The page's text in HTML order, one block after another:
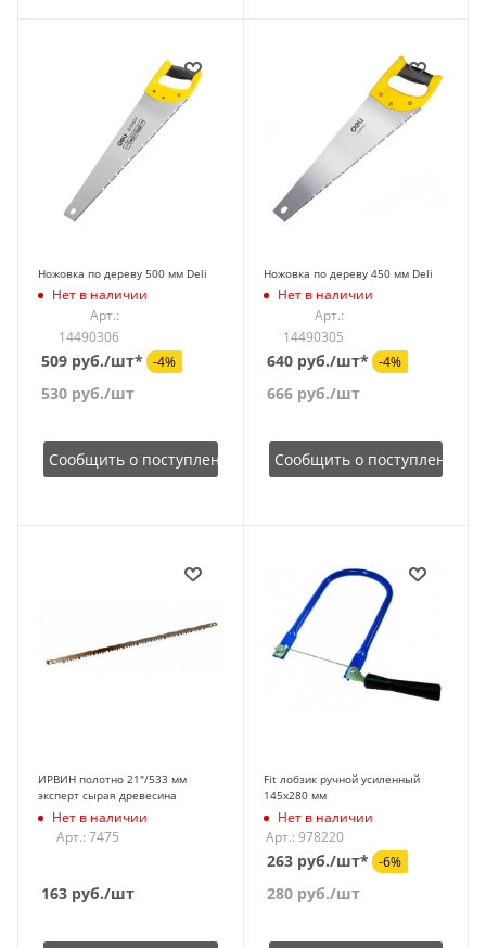
Ножовка по дереву 500 мм Deli
Нет в наличии
Арт.:
14490306
509 руб./шт* -4%
530 руб./шт
Сообщить о поступлении
Ножовка по дереву 450 мм Deli
Нет в наличии
Арт.:
14490305
640 руб./шт* -4%
666руб./шт
Сообщить о поступлении
ИРВИН полотно 21"/533 мм
эксперт сырая древесина
Нет в наличии
Арт.: 7475
163 руб./шт
Fit лобзик ручной усиленный
145х280 мм
Нет в наличии
Арт.: 978220
263 руб./шт* -6%
280руб./шт